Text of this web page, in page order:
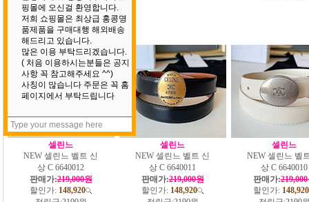
셀린느
NEW 셀린느 벨트 신
상 C 6640012
판매가:219,000원
할인가: 148,920
셀린느
NEW 셀린느 벨트 신
상 C 6640011
판매가:219,000원
할인가: 148,920
셀린느
NEW 셀린느 벨
상 C 6640010
판매가:
할인가: 148,920